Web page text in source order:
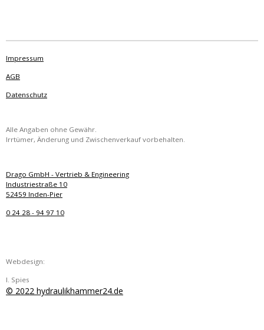
n
n
n
n
Impressum
AGB
Datenschutz
Alle Angaben ohne Gewähr.
Irrtümer, Änderung und Zwischenverkauf vorbehalten.
Drago GmbH - Vertrieb & Engineering
Industriestraße 10
52459 Inden-Pier
0 24 28 - 94 97 10
Webdesign:
I. Spies
© 2022 hydraulikhammer24.de